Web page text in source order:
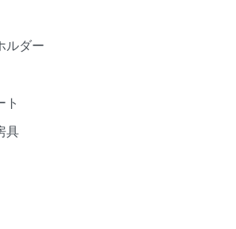
ルダー
ト
具